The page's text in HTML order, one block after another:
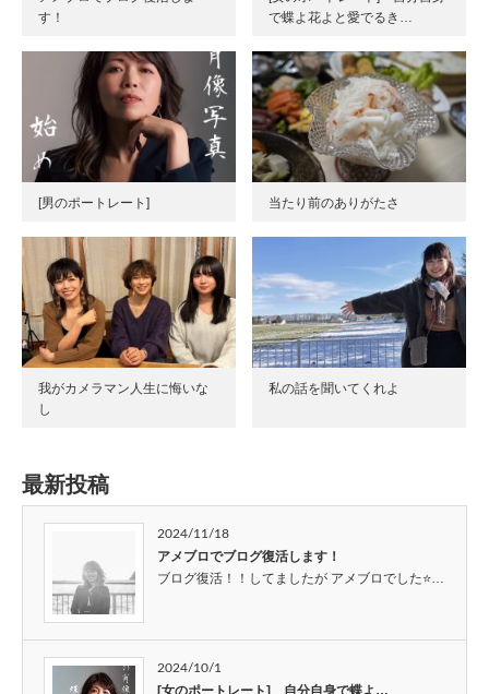
す！
で蝶よ花よと愛でるき…
[男のポートレート] 当たり前のありがたさ
我がカメラマン人生に悔いな
し
私の話を聞いてくれよ
最新投稿
2024/11/18
アメブロでブログ復活します！
ブログ復活！！してましたが アメブロでした⭐…
2024/10/1